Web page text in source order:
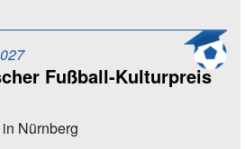
Fußball-Kulturpreis
in Nürnberg